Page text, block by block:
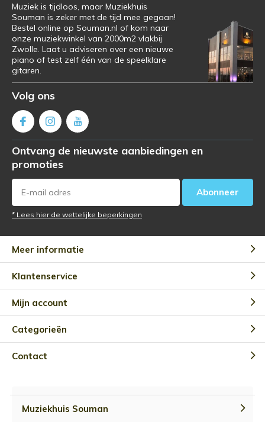
Muziek is tijdloos, maar Muziekhuis
Souman is zeker met de tijd mee gegaan!
Bestel online op Souman.nl of kom naar
onze muziekwinkel van 2000m2 vlakbij
Zwolle. Laat u adviseren over een nieuwe
piano of test zelf één van de speelklare
gitaren.
Volg ons
Ontvang de nieuwste aanbiedingen en
promoties
Abonneer
* Lees hier de wettelijke beperkingen
Meer informatie
Klantenservice
Mijn account
Categorieën
Contact
Muziekhuis Souman